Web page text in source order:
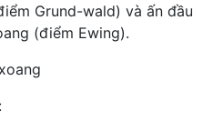
Grund-wald) và ấn đầu
(điểm Ewing).